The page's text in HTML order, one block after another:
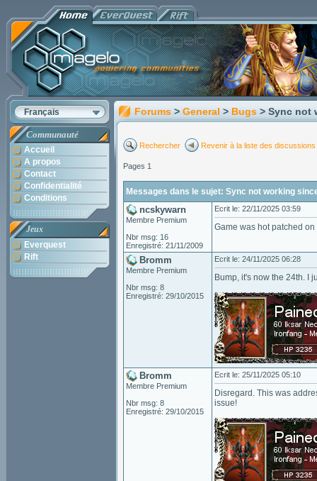
Français
Communauté
Accueil
A propos
Contact
Confidentialité
Conditions
Jeux
Everquest
Rift
Forums > General > Bugs > Sync not
Rechercher Revenir à la liste des discussions
Pages 1
Messages dans le sujet: Sync not working
ncskywarn
Membre Premium
Nbr msg: 16
Enregistré: 21/11/2009
Ecrit le: 22/11/2025 03:59
Game was hot patched
Bromm
Membre Premium
Nbr msg: 8
Enregistré: 29/10/2015
Ecrit le: 24/11/2025 06:28
Bump, it's now the 24th. I
Bromm
Membre Premium
Nbr msg: 8
Enregistré: 29/10/2015
Ecrit le: 25/11/2025 05:10
Disregard. This was
issue!